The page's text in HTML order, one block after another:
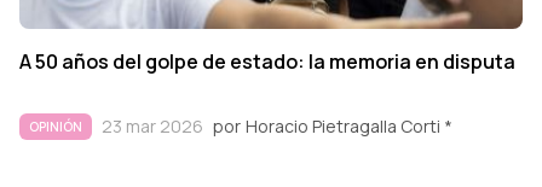
A 50 años del golpe de estado: la memoria en disputa
OPINIÓN 23 mar 2026 por Horacio Pietragalla Corti *